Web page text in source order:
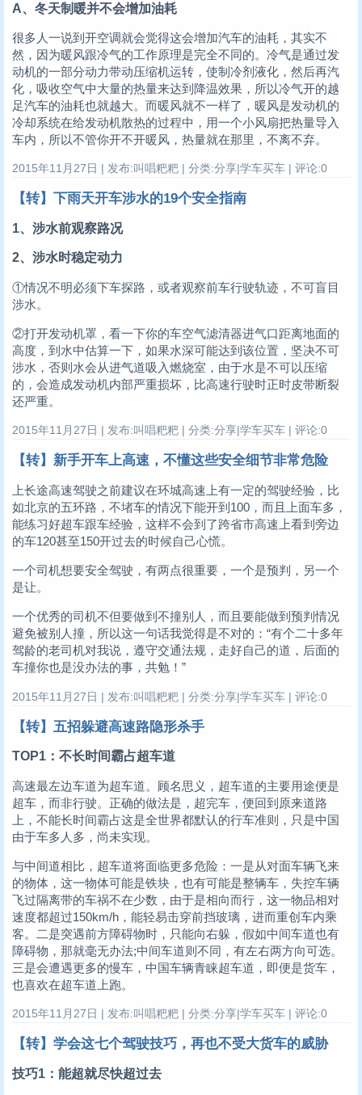
A、冬天制暖并不会增加油耗
很多人一说到开空调就会觉得这会增加汽车的油耗，其实不
然，因为暖风跟冷气的工作原理是完全不同的。冷气是通过发
动机的一部分动力带动压缩机运转，使制冷剂液化，然后再汽
化，吸收空气中大量的热量来达到降温效果，所以冷气开的越
足汽车的油耗也就越大。而暖风就不一样了，暖风是发动机的
冷却系统在给发动机散热的过程中，用一个小风扇把热量导入
车内，所以不管你开不开暖风，热量就在那里，不离不弃。
2015年11月27日 | 发布:叫唱粑粑 | 分类:分享|学车买车 | 评论:0
【转】下雨天开车涉水的19个安全指南
1、涉水前观察路况
2、涉水时稳定动力
①情况不明必须下车探路，或者观察前车行驶轨迹，不可盲目
涉水。
②打开发动机罩，看一下你的车空气滤清器进气口距离地面的
高度，到水中估算一下，如果水深可能达到该位置，坚决不可
涉水，否则水会从进气道吸入燃烧室，由于水是不可以压缩
的，会造成发动机内部严重损坏，比高速行驶时正时皮带断裂
还严重。
2015年11月27日 | 发布:叫唱粑粑 | 分类:分享|学车买车 | 评论:0
【转】新手开车上高速，不懂这些安全细节非常危险
上长途高速驾驶之前建议在环城高速上有一定的驾驶经验，比
如北京的五环路，不堵车的情况下能开到100，而且上面车多，
能练习好超车跟车经验，这样不会到了跨省市高速上看到旁边
的车120甚至150开过去的时候自己心慌。
一个司机想要安全驾驶，有两点很重要，一个是预判，另一个
是让。
一个优秀的司机不但要做到不撞别人，而且要能做到预判情况
避免被别人撞，所以这一句话我觉得是不对的：“有个二十多年
驾龄的老司机对我说，遵守交通法规，走好自己的道，后面的
车撞你也是没办法的事，共勉！”
2015年11月27日 | 发布:叫唱粑粑 | 分类:分享|学车买车 | 评论:0
【转】五招躲避高速路隐形杀手
TOP1：不长时间霸占超车道
高速最左边车道为超车道。顾名思义，超车道的主要用途便是
超车，而非行驶。正确的做法是，超完车，便回到原来道路
上，不能长时间霸占这是全世界都默认的行车准则，只是中国
由于车多人多，尚未实现。
与中间道相比，超车道将面临更多危险：一是从对面车辆飞来
的物体，这一物体可能是铁块，也有可能是整辆车，失控车辆
飞过隔离带的车祸不在少数，由于是相向而行，这一物品相对
速度都超过150km/h，能轻易击穿前挡玻璃，进而重创车内乘
客。二是突遇前方障碍物时，只能向右躲，假如中间车道也有
障碍物，那就毫无办法;中间车道则不同，有左右两方向可选。
三是会遭遇更多的慢车，中国车辆青睐超车道，即便是货车，
也喜欢在超车道上跑。
2015年11月27日 | 发布:叫唱粑粑 | 分类:分享|学车买车 | 评论:0
【转】学会这七个驾驶技巧，再也不受大货车的威胁
技巧1：能超就尽快超过去